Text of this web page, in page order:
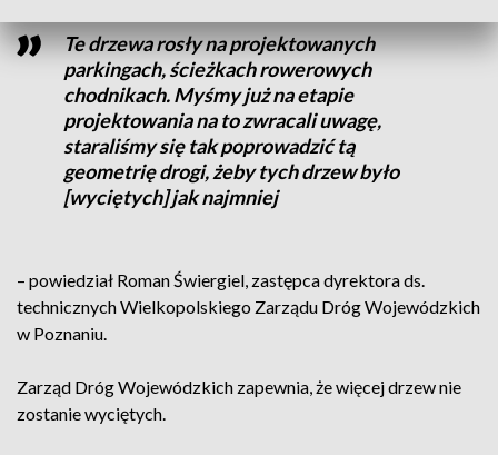
Te drzewa rosły na projektowanych
parkingach, ścieżkach rowerowych
chodnikach. Myśmy już na etapie
projektowania na to zwracali uwagę,
staraliśmy się tak poprowadzić tą
geometrię drogi, żeby tych drzew było
[wyciętych] jak najmniej
– powiedział Roman Świergiel, zastępca dyrektora ds.
technicznych Wielkopolskiego Zarządu Dróg Wojewódzkich
w Poznaniu.
Zarząd Dróg Wojewódzkich zapewnia, że więcej drzew nie
zostanie wyciętych.